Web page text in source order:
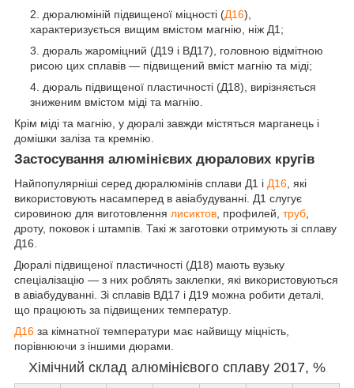
дюралюміній підвищеної міцності (Д16),
характеризується вищим вмістом магнію, ніж Д1;
дюраль жароміцний (Д19 і ВД17), головною відмітною
рисою цих сплавів — підвищений вміст магнію та міді;
дюраль підвищеної пластичності (Д18), вирізняється
зниженим вмістом міді та магнію.
Крім міді та магнію, у дюралі завжди містяться марганець і
домішки заліза та кремнію.
Застосування алюмінієвих дюралових кругів
Найпопулярніші серед дюралюмінів сплави Д1 і Д16 , які
використовують насамперед в авіабудуванні. Д1 слугує
сировиною для виготовлення лисиктов , профилей, труб
дроту, поковок і штампів. Такі ж заготовки отримують зі сплаву
Д16.
Дюралі підвищеної пластичності (Д18) мають вузьку
спеціалізацію — з них роблять заклепки, які використовуються
в авіабудуванні. Зі сплавів ВД17 і Д19 можна робити деталі,
що працюють за підвищених температур.
Д16 за кімнатної температури має найвищу міцність,
порівнюючи з іншими дюрами.
Хімічний склад алюмінієвого сплаву 2017, %